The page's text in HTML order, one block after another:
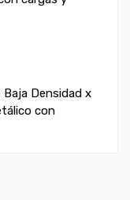
Baja Densidad x
con